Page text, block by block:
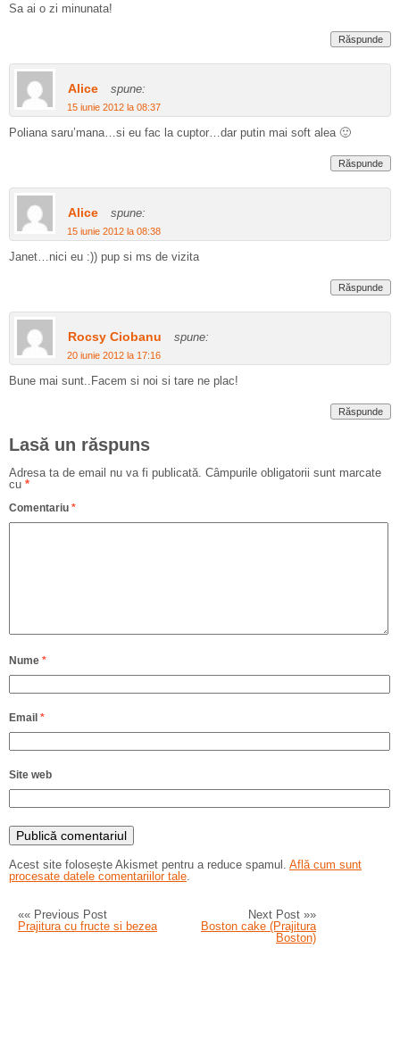
Sa ai o zi minunata!
Răspunde
Alice spune:
15 iunie 2012 la 08:37
Poliana saru’mana…si eu fac la cuptor…dar putin mai soft alea 🙂
Răspunde
Alice spune:
15 iunie 2012 la 08:38
Janet…nici eu :)) pup si ms de vizita
Răspunde
Rocsy Ciobanu spune:
20 iunie 2012 la 17:16
Bune mai sunt..Facem si noi si tare ne plac!
Răspunde
Lasă un răspuns
Adresa ta de email nu va fi publicată. Câmpurile obligatorii sunt marcate
cu *
Comentariu *
Nume *
Email *
Site web
Acest site folosește Akismet pentru a reduce spamul. Află cum sunt
procesate datele comentariilor tale
«« Previous Post
Prajitura cu fructe si bezea
Next Post »»
Boston cake (Prajitura
Boston)